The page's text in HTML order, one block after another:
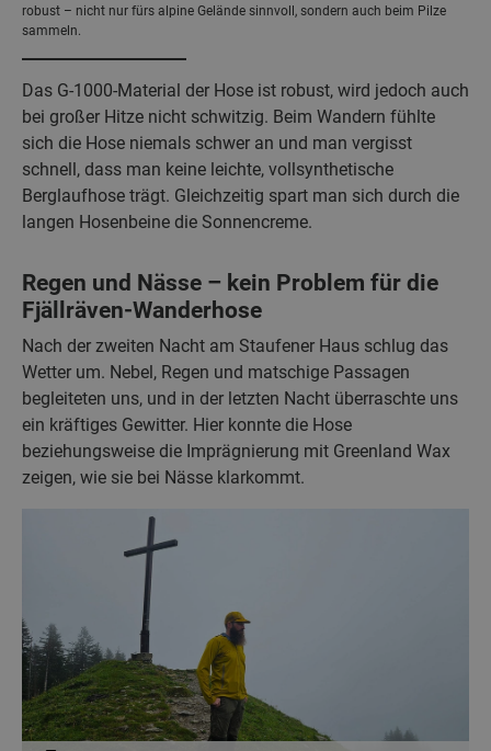
robust – nicht nur fürs alpine Gelände sinnvoll, sondern auch beim Pilze
sammeln.
Das G-1000-Material der Hose ist robust, wird jedoch auch
bei großer Hitze nicht schwitzig. Beim Wandern fühlte
sich die Hose niemals schwer an und man vergisst
schnell, dass man keine leichte, vollsynthetische
Berglaufhose trägt. Gleichzeitig spart man sich durch die
langen Hosenbeine die Sonnencreme.
Regen und Nässe – kein Problem für die
Fjällräven-Wanderhose
Nach der zweiten Nacht am Staufener Haus schlug das
Wetter um. Nebel, Regen und matschige Passagen
begleiteten uns, und in der letzten Nacht überraschte uns
ein kräftiges Gewitter. Hier konnte die Hose
beziehungsweise die Imprägnierung mit Greenland Wax
zeigen, wie sie bei Nässe klarkommt.